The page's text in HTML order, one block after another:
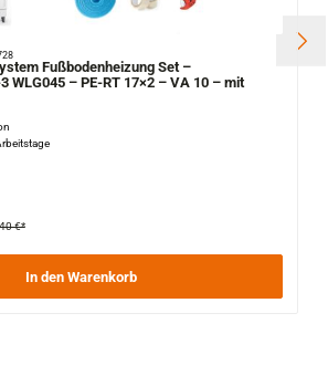
Fußbodenheizung Set –
WLG045 – PE-RT 17×2 – VA 10 – mit
€*
In den Warenkorb